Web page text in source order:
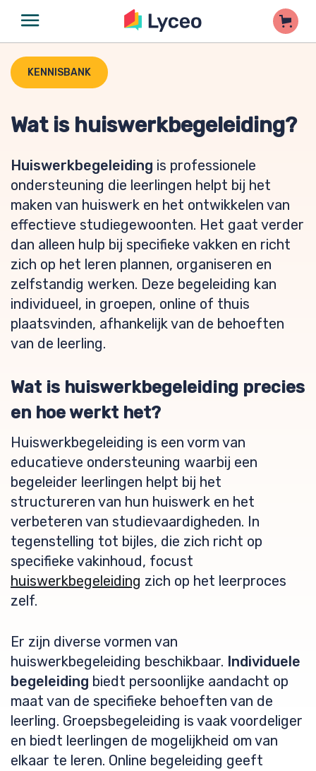
KENNISBANK
Wat is huiswerkbegeleiding?
Huiswerkbegeleiding is professionele
ondersteuning die leerlingen helpt bij het
maken van huiswerk en het ontwikkelen van
effectieve studiegewoonten. Het gaat verder
dan alleen hulp bij specifieke vakken en richt
zich op het leren plannen, organiseren en
zelfstandig werken. Deze begeleiding kan
individueel, in groepen, online of thuis
plaatsvinden, afhankelijk van de behoeften
van de leerling.
Wat is huiswerkbegeleiding precies
en hoe werkt het?
Huiswerkbegeleiding is een vorm van
educatieve ondersteuning waarbij een
begeleider leerlingen helpt bij het
structureren van hun huiswerk en het
verbeteren van studievaardigheden. In
tegenstelling tot bijles, die zich richt op
specifieke vakinhoud, focust
huiswerkbegeleiding zich op het leerproces
zelf.
Er zijn diverse vormen van
huiswerkbegeleiding beschikbaar. Individuele
begeleiding biedt persoonlijke aandacht op
maat van de specifieke behoeften van de
leerling. Groepsbegeleiding is vaak voordeliger
en biedt leerlingen de mogelijkheid om van
elkaar te leren. Online begeleiding geeft